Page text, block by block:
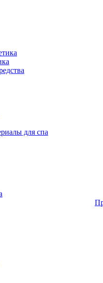
для спа